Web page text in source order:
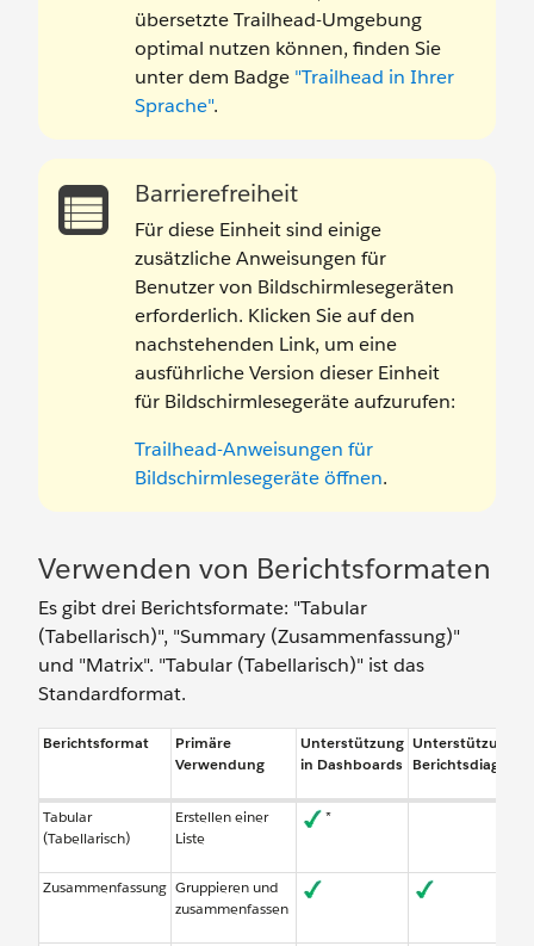
übersetzte Trailhead-Umgebung
optimal nutzen können, finden Sie
unter dem Badge "Trailhead in Ihrer
Sprache".
Barrierefreiheit
Für diese Einheit sind einige
zusätzliche Anweisungen für
Benutzer von Bildschirmlesegeräten
erforderlich. Klicken Sie auf den
nachstehenden Link, um eine
ausführliche Version dieser Einheit
für Bildschirmlesegeräte aufzurufen:
Trailhead-Anweisungen für
Bildschirmlesegeräte öffnen.
Verwenden von Berichtsformaten
Es gibt drei Berichtsformate: "Tabular
(Tabellarisch)", "Summary (Zusammenfassung)"
und "Matrix". "Tabular (Tabellarisch)" ist das
Standardformat.
Berichtsformat
Primäre
Verwendung
Unterstützung
in Dashboards
Unterstützung
Tabular
(Tabellarisch)
Erstellen einer
Liste
*
Zusammenfassung Gruppieren und
zusammenfassen